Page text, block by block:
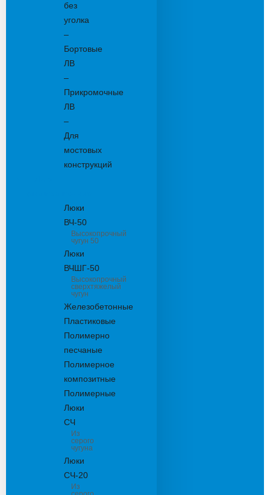
без
уголка
–
Бортовые
ЛВ
–
Прикромочные
ЛВ
–
Для
мостовых
конструкций
Люки
ВЧ-50
Высокопрочный
чугун 50
Люки
ВЧШГ-50
Высокопрочный
сверхтяжелый
чугун
Железобетонные
Пластиковые
Полимерно
песчаные
Полимерное
композитные
Полимерные
Люки
СЧ
Из
серого
чугуна
Люки
СЧ-20
Из